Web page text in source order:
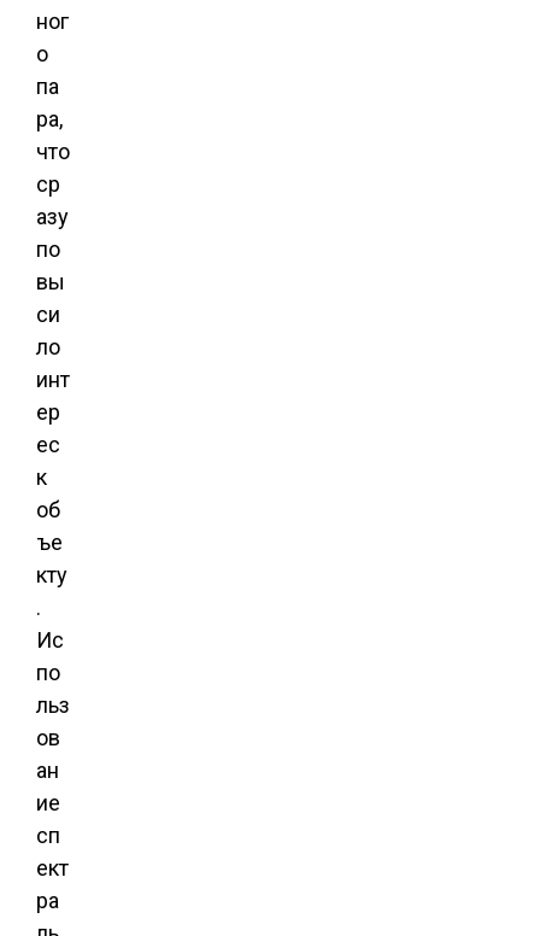
ног
о
па
ра,
что
ср
азу
по
вы
си
ло
инт
ер
ес
к
об
ъе
кту
.
Ис
по
льз
ов
ан
ие
сп
ект
ра